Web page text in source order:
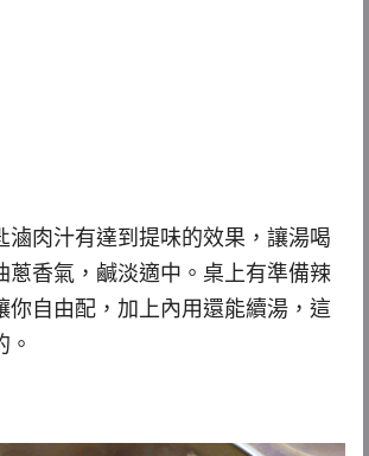
滷肉汁有達到提味的效果，讓湯喝
蔥香氣，鹹淡適中。桌上有準備辣
你自由配，加上內用還能續湯，這
。